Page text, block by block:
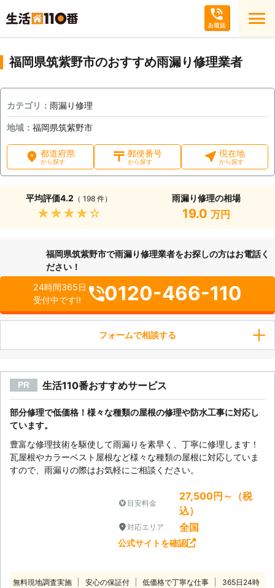
福岡県筑紫野市のおすすめ雨漏り修理業者
カテゴリ： 雨漏り修理
地域： 福岡県筑紫野市
都道府県
から探す
郵便番号
から探す
現在地
から探す
平均評価4.2 （ 198 件）
★★★★★
雨漏り修理の相場
19.0 万円
福岡県筑紫野市で雨漏り修理業者をお探しの方はお電話く
ださい！
24時間365日
受付中です!!
0120-466-110
フォームで相談する
PR 生活110番おすすめサービス
部分修理で低価格！様々な種類の屋根の修理や防水工事に対応し
ています。
豊富な修理技術を駆使して雨漏りを素早く、丁寧に修理します！
瓦屋根やカラーベスト屋根など様々な種類の屋根に対応していま
すので、雨漏りの際はお気軽にご相談ください。
目安料金
27,500円～（税
込）
対応エリア 全国
公式サイトを確認
無料現地調査実施 安心の保証付 低価格で丁寧な仕事
365日24時